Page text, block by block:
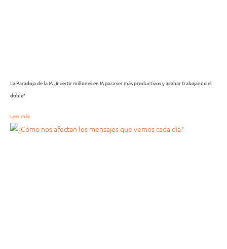
La Paradoja de la IA ¿Invertir millones en IA para ser más productivos y acabar trabajando el
doble?
Leer más